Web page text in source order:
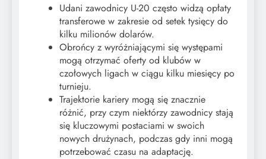
Udani zawodnicy U-20 często widzą opłaty
transferowe w zakresie od setek tysięcy do
kilku milionów dolarów.
Obrońcy z wyróżniającymi się występami
mogą otrzymać oferty od klubów w
czołowych ligach w ciągu kilku miesięcy po
turnieju.
Trajektorie kariery mogą się znacznie
różnić, przy czym niektórzy zawodnicy stają
się kluczowymi postaciami w swoich
nowych drużynach, podczas gdy inni mogą
potrzebować czasu na adaptację.